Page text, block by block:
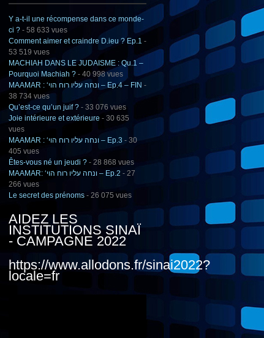
Y a-t-il une récompense dans ce monde-
ci ? - 58 633 vues
Comment aimer et craindre D.ieu ? Ep.1 -
53 519 vues
MACHIAH DANS LE JUDAISME : Qu.1 –
Pourquoi Machiah ? - 40 998 vues
MAAMAR : ‘ונחה עליו רוח הוי – Ep.4 – FIN -
38 734 vues
Qu’est-ce qu’un juif ? - 33 076 vues
Joie intérieure et extérieure - 30 635
vues
MAAMAR : ‘ונחה עליו רוח הוי – Ep.3 - 30
405 vues
Êtes-vous né un jeudi ? - 28 868 vues
MAAMAR: ‘ונחה עליו רוח הוי – Ep.2 - 27
266 vues
Le secret des prénoms - 26 075 vues
AIDEZ LES
INSTITUTIONS SINAÏ
- CAMPAGNE 2022
https://www.allodons.fr/sinai2022?
locale=fr